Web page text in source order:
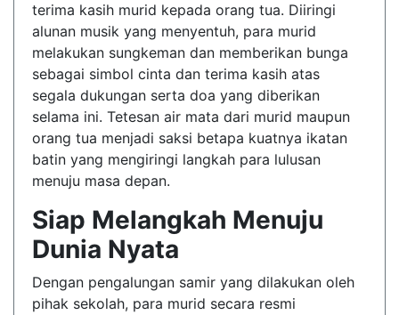
terima kasih murid kepada orang tua. Diiringi
alunan musik yang menyentuh, para murid
melakukan sungkeman dan memberikan bunga
sebagai simbol cinta dan terima kasih atas
segala dukungan serta doa yang diberikan
selama ini. Tetesan air mata dari murid maupun
orang tua menjadi saksi betapa kuatnya ikatan
batin yang mengiringi langkah para lulusan
menuju masa depan.
Siap Melangkah Menuju
Dunia Nyata
Dengan pengalungan samir yang dilakukan oleh
pihak sekolah, para murid secara resmi